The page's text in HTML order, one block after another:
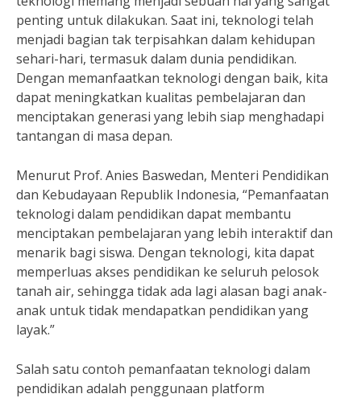
penting untuk dilakukan. Saat ini, teknologi telah
menjadi bagian tak terpisahkan dalam kehidupan
sehari-hari, termasuk dalam dunia pendidikan.
Dengan memanfaatkan teknologi dengan baik, kita
dapat meningkatkan kualitas pembelajaran dan
menciptakan generasi yang lebih siap menghadapi
tantangan di masa depan.
Menurut Prof. Anies Baswedan, Menteri Pendidikan
dan Kebudayaan Republik Indonesia, “Pemanfaatan
teknologi dalam pendidikan dapat membantu
menciptakan pembelajaran yang lebih interaktif dan
menarik bagi siswa. Dengan teknologi, kita dapat
memperluas akses pendidikan ke seluruh pelosok
tanah air, sehingga tidak ada lagi alasan bagi anak-
anak untuk tidak mendapatkan pendidikan yang
layak.”
Salah satu contoh pemanfaatan teknologi dalam
pendidikan adalah penggunaan platform